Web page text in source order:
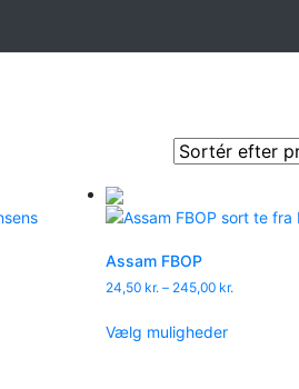
Assam FBOP
24,50 kr. – 245,00 kr.Prisinterval:
Vælg muligheder